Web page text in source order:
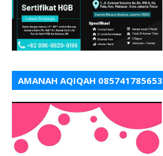
AMANAH AQIQAH 085741785653